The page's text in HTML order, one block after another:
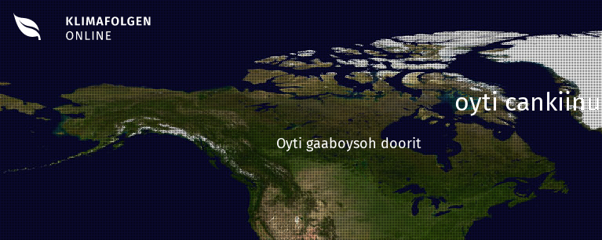
oyti cankiinu
Oyti gaaboysoh doorit